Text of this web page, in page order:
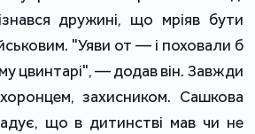
дружині, що мріяв бути
"Уяви от — і поховали б
цвинтарі", — додав він. Завжди
захисником. Сашкова
що в дитинстві мав чи не